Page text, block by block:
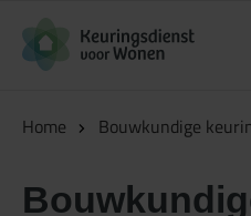
Logo
Home Bouwkundige